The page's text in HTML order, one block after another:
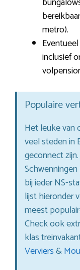
metro).
inclusief
Populaire
Het leuke van
veel steden in
geconnect
bij ieder NS-
lijst hieronder
meest
Check ook
klas
Verviers&